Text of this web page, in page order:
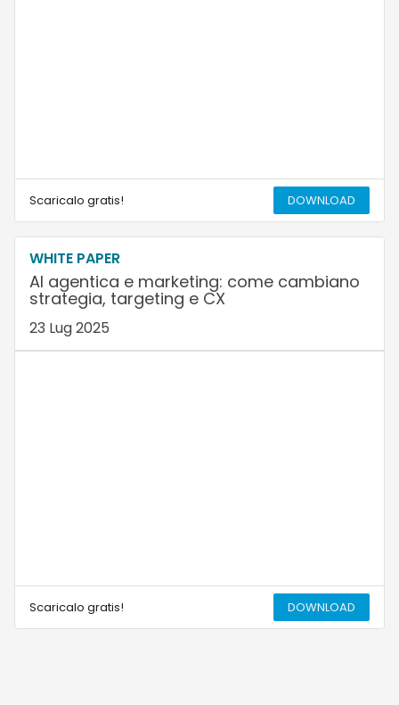
Scaricalo gratis! DOWNLOAD
WHITE PAPER
AI agentica e marketing: come cambiano
strategia, targeting e CX
23 Lug 2025
Scaricalo gratis! DOWNLOAD